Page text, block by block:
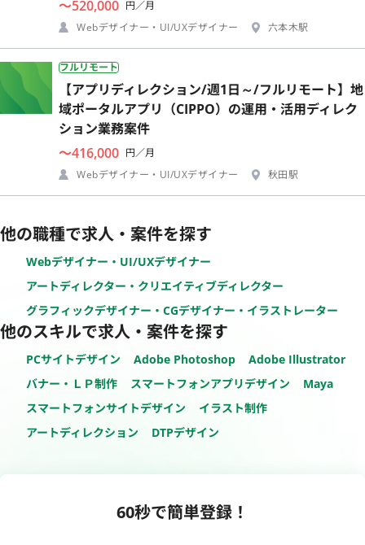
〜520,000 円／月
Webデザイナー・UI/UXデザイナー
六本木駅
フルリモート
【アプリディレクション/週1日～/フルリモート】地
域ポータルアプリ（CIPPO）の運用・活用ディレク
ション業務案件
〜416,000 円／月
Webデザイナー・UI/UXデザイナー
秋田駅
他の職種で求人・案件を探す
Webデザイナー・UI/UXデザイナー
アートディレクター・クリエイティブディレクター
グラフィックデザイナー・CGデザイナー・イラストレーター
他のスキルで求人・案件を探す
PCサイトデザイン Adobe Photoshop
Adobe Illustrator
バナー・ＬＰ制作
スマートフォンアプリデザイン
Maya
スマートフォンサイトデザイン
イラスト制作
アートディレクション
DTPデザイン
60秒で簡単登録！